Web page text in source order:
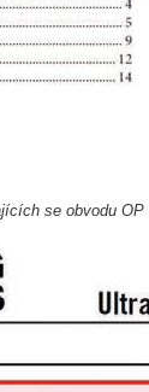
se obvodu